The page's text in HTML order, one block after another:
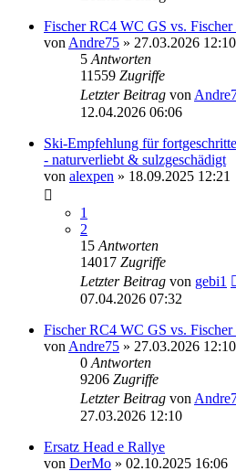
Fischer RC4 WC GS vs.
von Andre75 » 27.03.2026 12:10
5 Antworten
11559 Zugriffe
Letzter Beitrag von
12.04.2026 06:06
Ski-Empfehlung für
- naturverliebt & sulzgeschädigt
von alexpen » 18.09.2025 12:21
1
2
15 Antworten
14017 Zugriffe
Letzter Beitrag von gebi1
07.04.2026 07:32
Fischer RC4 WC GS vs.
von Andre75 » 27.03.2026 12:10
0 Antworten
9206 Zugriffe
Letzter Beitrag von
27.03.2026 12:10
Ersatz Head e Rallye
von DerMo » 02.10.2025 16:06